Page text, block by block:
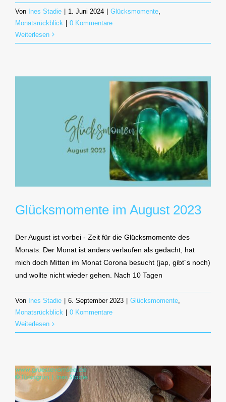
Von Ines Stadie 1. Juni 2024 Glücksmomente
Monatsrückblick
0 Kommentare
Weiterlesen
Glücksmomente im August 2023
Der August ist vorbei - Zeit für die Glücksmomente des
Monats. Der Monat ist anders verlaufen als gedacht, hat
mich doch Mitten im Monat Corona besucht (jap, gibt´s noch)
und wollte nicht wieder gehen. Nach 10 Tagen
Von Ines Stadie 6. September 2023 Glücksmomente,
Monatsrückblick
0 Kommentare
Weiterlesen